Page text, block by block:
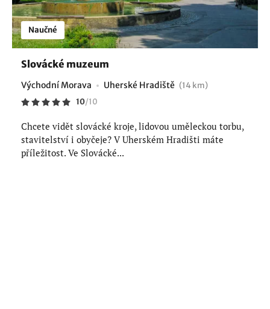
Naučné
Slovácké muzeum
Východní Morava Uherské Hradiště (14 km)
10/10
Chcete vidět slovácké kroje, lidovou uměleckou torbu,
stavitelství i obyčeje? V Uherském Hradišti máte
příležitost. Ve Slovácké...